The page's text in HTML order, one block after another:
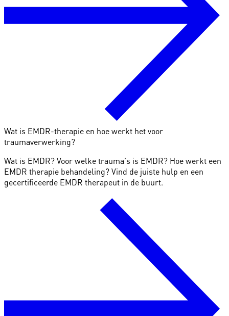
Wat is EMDR-therapie en hoe werkt het voor
traumaverwerking?
Wat is EMDR? Voor welke trauma's is EMDR? Hoe werkt een
EMDR therapie behandeling? Vind de juiste hulp en een
gecertificeerde EMDR therapeut in de buurt.